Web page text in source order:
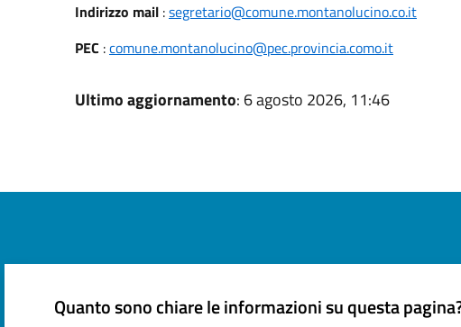
Indirizzo mail:segretario@comune.montanolucino.co.it
PEC :comune.montanolucino@pec.provincia.como.it
Ultimo aggiornamento: 6 agosto 2026, 11:46
Quanto sono chiare le informazioni su questa